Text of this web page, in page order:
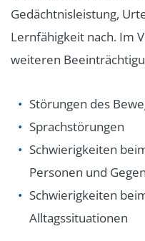
Gedächtnisleistung,
Lernfähigkeit nach. Im
weiteren
Störungen des
Sprachstörungen
Schwierigkeiten
Personen und
Schwierigkeiten
Alltagssituationen